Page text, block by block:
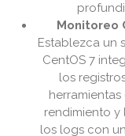
Monitoreo
Establezca un
CentOS 7
los
rendimiento y
los logs con